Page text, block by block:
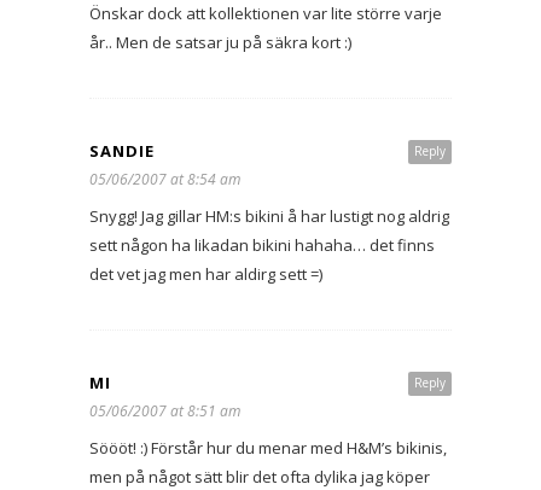
Önskar dock att kollektionen var lite större varje
år.. Men de satsar ju på säkra kort :)
Reply
SANDIE
05/06/2007 at 8:54 am
Snygg! Jag gillar HM:s bikini å har lustigt nog aldrig
sett någon ha likadan bikini hahaha… det finns
det vet jag men har aldirg sett =)
Reply
MI
05/06/2007 at 8:51 am
Söööt! :) Förstår hur du menar med H&M’s bikinis,
men på något sätt blir det ofta dylika jag köper